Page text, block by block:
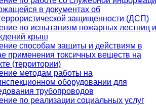
в документах об
защищенности (ДСП)
по испытаниям пожарных лестниц и
крыш
способам защиты и действиям в
применения токсичных веществ на
(территории)
методам работы на
оборудовании для
трубопроводов
по реализации социальных услуг